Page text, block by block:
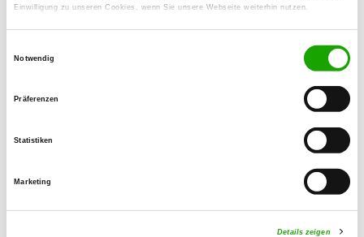
Einwilligung zu unseren Cookies, wenn Sie unsere Webseite weiterhin nutzen.
Notwendig
Präferenzen
Statistiken
Marketing
Details zeigen